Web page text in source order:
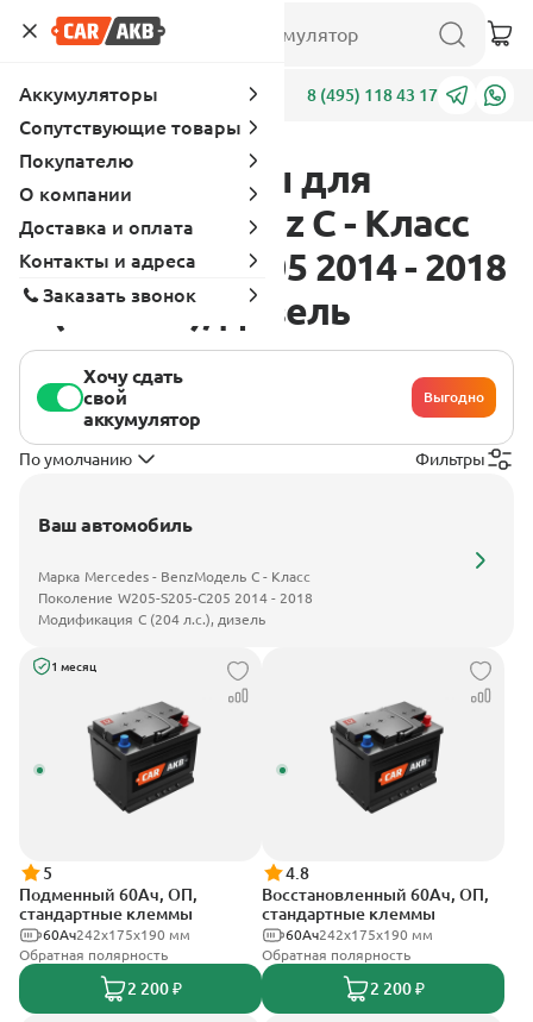
Адреса 8 (495) 118 43 17
Аккумуляторы для
Mercedes - Benz C - Класс
W205-S205-C205 2014 - 2018
C (204 л.с.), дизель
Хочу сдать
свой
аккумулятор
Выгодно
По умолчанию Фильтры
Ваш автомобиль
Марка Mercedes - BenzМодель C - Класс
Поколение W205-S205-C205 2014 - 2018
Модификация C (204 л.с.), дизель
1 месяц
5
Подменный 60Ач, ОП,
стандартные клеммы
242х175х190 мм
60Ач
Обратная полярность
2 200 ₽
4.8
Восстановленный 60Ач, ОП,
стандартные клеммы
242х175х190 мм
60Ач
Обратная полярность
2 200 ₽
Аккумуляторы
Сопутствующие товары
Покупателю
О компании
Доставка и оплата
Контакты и адреса
Заказать звонок